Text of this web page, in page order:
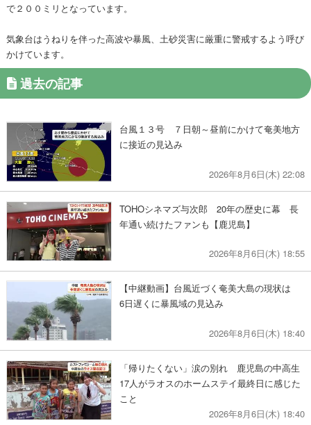
で２００ミリとなっています。
気象台はうねりを伴った高波や暴風、土砂災害に厳重に警戒するよう呼び
かけています。
過去の記事
台風１３号 ７日朝～昼前にかけて奄美地方
に接近の見込み
2026年8月6日(木) 22:08
TOHOシネマズ与次郎 20年の歴史に幕 長
年通い続けたファンも【鹿児島】
2026年8月6日(木) 18:55
【中継動画】台風近づく奄美大島の現状は
6日遅くに暴風域の見込み
2026年8月6日(木) 18:40
「帰りたくない」涙の別れ 鹿児島の中高生
17人がラオスのホームステイ最終日に感じた
こと
2026年8月6日(木) 18:40